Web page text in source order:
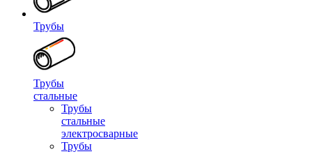
Трубы
Трубы
стальные
Трубы
стальные
электросварные
Трубы